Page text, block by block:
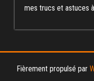
mes trucs et astuces
Fièrement propulsé par